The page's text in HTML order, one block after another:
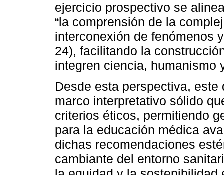
ejercicio prospectivo se
“la comprensión de la
interconexión de fenómenos
24), facilitando la
integren ciencia, humanismo
Desde esta perspectiva,
marco interpretativo sólido
criterios éticos, permitiendo
para la educación médica
dichas recomendaciones
cambiante del entorno